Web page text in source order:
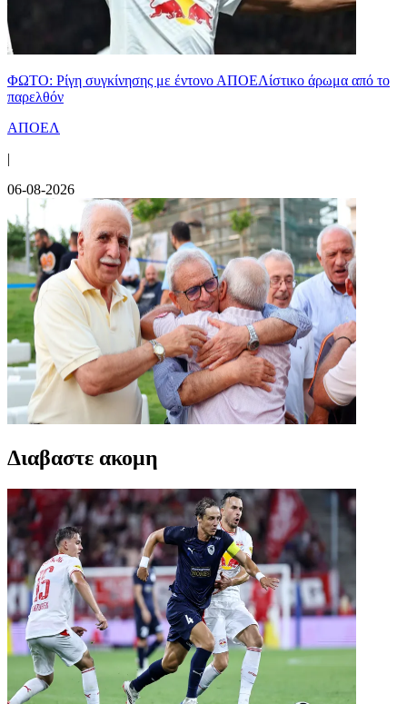
ΦΩΤΟ: Ρίγη συγκίνησης με έντονο ΑΠΟΕΛίστικο άρωμα από το
παρελθόν
ΑΠΟΕΛ
|
06-08-2026
Διαβαστε ακομη